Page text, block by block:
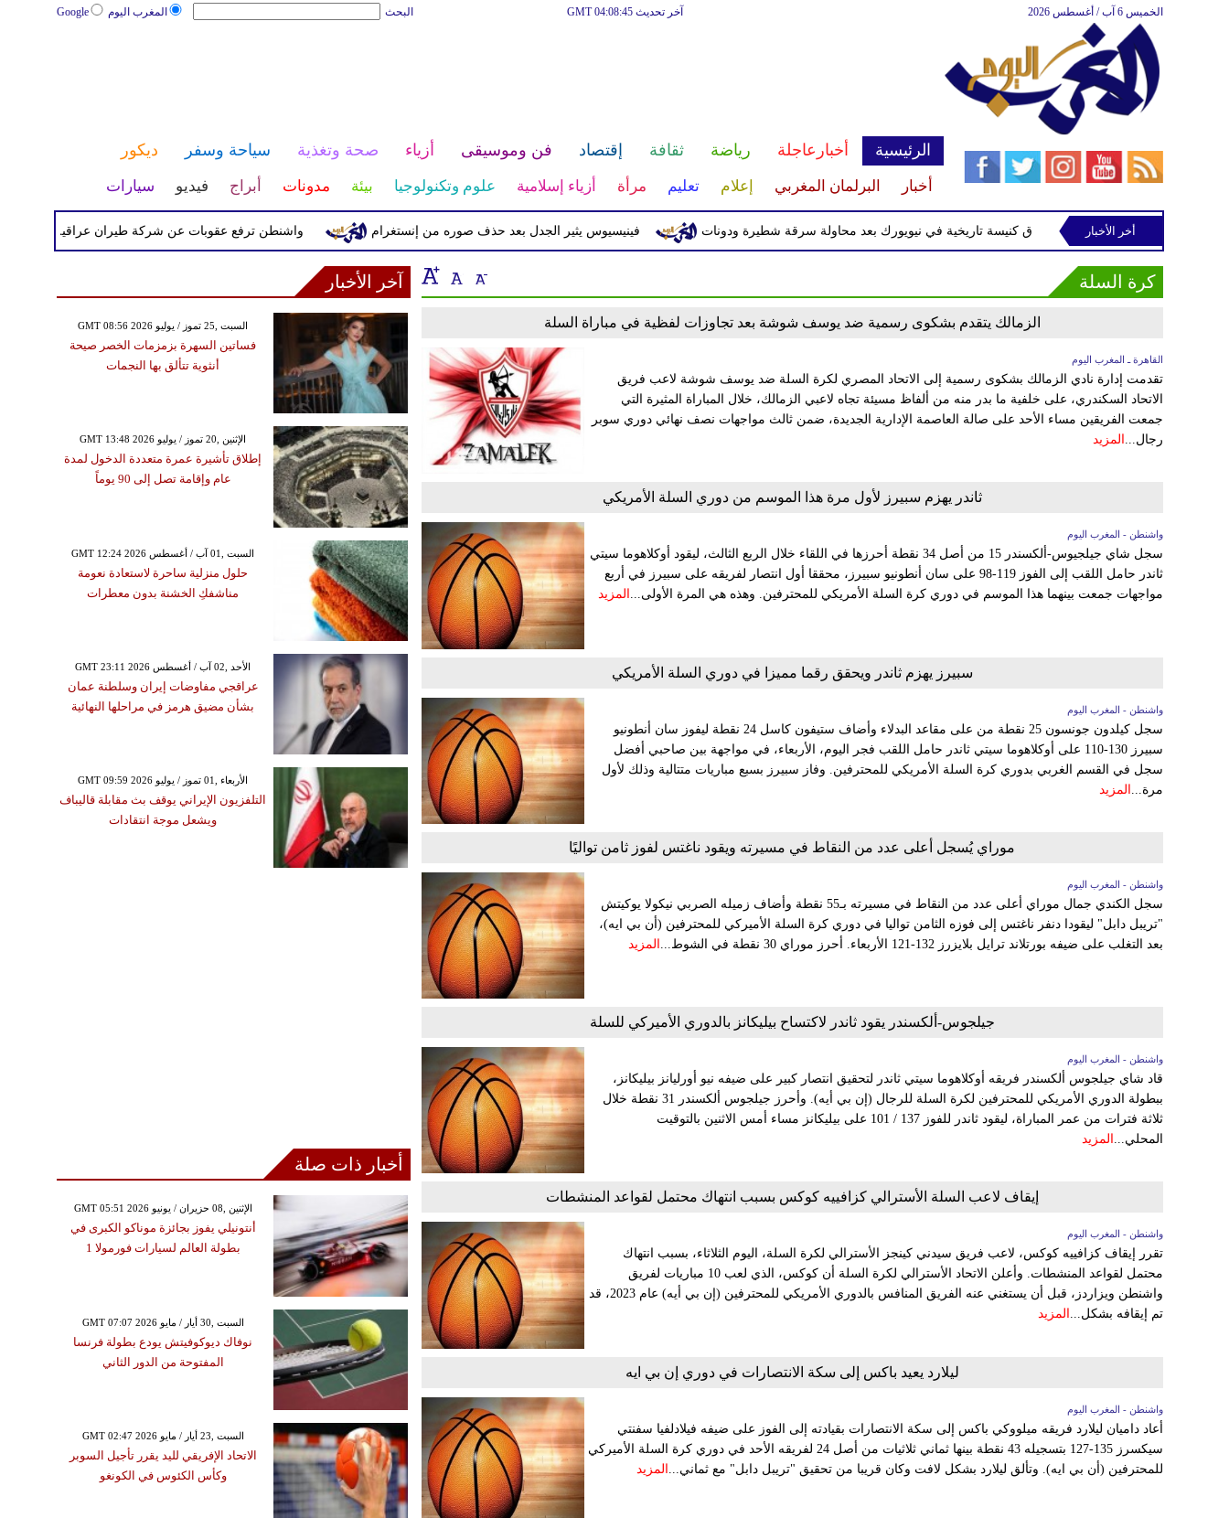
المغرب اليوم Google البحث آخر تحديث GMT 04:08:45 الخميس 6 آب / أغسطس 2026
الرئيسية أخبارعاجلة رياضة ثقافة إقتصاد فن وموسيقى أزياء صحة وتغذية سياحة وسفر ديكور
أخبار البرلمان المغربي إعلام تعليم مرأة أزياء إسلامية علوم وتكنولوجيا بيئة مدونات أبراج فيديو سيارات
واشنطن ترفع عقوبات عن شركة طيران عراقية كانت مدرجة فينيسيوس يثير الجدل بعد حذف صوره من إنستغرام القبض على متهم بإحراق كنيسة تاريخية في نيويورك بعد محاولة سرقة شطيرة ودونات
أخر الأخبار
كرة السلة
الزمالك يتقدم بشكوى رسمية ضد يوسف شوشة بعد تجاوزات لفظية في مباراة السلة
القاهرة ـ المغرب اليوم
تقدمت إدارة نادي الزمالك بشكوى رسمية إلى الاتحاد المصري لكرة السلة ضد يوسف شوشة لاعب فريق
الاتحاد السكندري، على خلفية ما بدر منه من ألفاظ مسيئة تجاه لاعبي الزمالك، خلال المباراة المثيرة التي
جمعت الفريقين مساء الأحد على صالة العاصمة الإدارية الجديدة، ضمن ثالث مواجهات نصف نهائي دوري سوبر
رجال... المزيد
ثاندر يهزم سبيرز لأول مرة هذا الموسم من دوري السلة الأمريكي
واشنطن - المغرب اليوم
سجل شاي جيلجيوس-ألكسندر 15 من أصل 34 نقطة أحرزها في اللقاء خلال الربع الثالث، ليقود أوكلاهوما سيتي
ثاندر حامل اللقب إلى الفوز 119-98 على سان أنطونيو سبيرز، محققا أول انتصار لفريقه على سبيرز في أربع
مواجهات جمعت بينهما هذا الموسم في دوري كرة السلة الأمريكي للمحترفين. وهذه هي المرة الأولى... المزيد
سبيرز يهزم ثاندر ويحقق رقما مميزا في دوري السلة الأمريكي
واشنطن - المغرب اليوم
سجل كيلدون جونسون 25 نقطة من على مقاعد البدلاء وأضاف ستيفون كاسل 24 نقطة ليفوز سان أنطونيو
سبيرز 130-110 على أوكلاهوما سيتي ثاندر حامل اللقب فجر اليوم، الأربعاء، في مواجهة بين صاحبي أفضل
سجل في القسم الغربي بدوري كرة السلة الأمريكي للمحترفين. وفاز سبيرز بسبع مباريات متتالية وذلك لأول
مرة... المزيد
موراي يُسجل أعلى عدد من النقاط في مسيرته ويقود ناغتس لفوز ثامن تواليًا
واشنطن - المغرب اليوم
سجل الكندي جمال موراي أعلى عدد من النقاط في مسيرته بـ55 نقطة وأضاف زميله الصربي نيكولا يوكيتش
"تريبل دابل" ليقودا دنفر ناغتس إلى فوزه الثامن تواليا في دوري كرة السلة الأميركي للمحترفين (أن بي ايه)،
بعد التغلب على ضيفه بورتلاند ترايل بلايزرز 132-121 الأربعاء. أحرز موراي 30 نقطة في الشوط...
المزيد
جيلجوس-ألكسندر يقود ثاندر لاكتساح بيليكانز بالدوري الأميركي للسلة
واشنطن - المغرب اليوم
قاد شاي جيلجوس ألكسندر فريقه أوكلاهوما سيتي ثاندر لتحقيق انتصار كبير على ضيفه نيو أورليانز بيليكانز،
ببطولة الدوري الأمريكي للمحترفين لكرة السلة للرجال (إن بي أيه). وأحرز جيلجوس ألكسندر 31 نقطة خلال
ثلاثة فترات من عمر المباراة، ليقود ثاندر للفوز 137 / 101 على بيليكانز مساء أمس الاثنين بالتوقيت
المحلي... المزيد
إيقاف لاعب السلة الأسترالي كزافييه كوكس بسبب انتهاك محتمل لقواعد المنشطات
واشنطن - المغرب اليوم
تقرر إيقاف كزافييه كوكس، لاعب فريق سيدني كينجز الأسترالي لكرة السلة، اليوم الثلاثاء، بسبب انتهاك
محتمل لقواعد المنشطات. وأعلن الاتحاد الأسترالي لكرة السلة أن كوكس، الذي لعب 10 مباريات لفريق
واشنطن ويزاردز، قبل أن يستغني عنه الفريق المنافس بالدوري الأمريكي للمحترفين (إن بي أيه) عام 2023، قد
تم إيقافه بشكل... المزيد
ليلارد يعيد باكس إلى سكة الانتصارات في دوري إن بي ايه
واشنطن - المغرب اليوم
أعاد داميان ليلارد فريقه ميلووكي باكس إلى سكة الانتصارات بقيادته إلى الفوز على ضيفه فيلادلفيا سفنتي
سيكسرز 135-127 بتسجيله 43 نقطة بينها ثماني ثلاثيات من أصل 24 لفريقه الأحد في دوري كرة السلة الأميركي
للمحترفين (أن بي ايه). وتألق ليلارد بشكل لافت وكان قريبا من تحقيق "تريبل دابل" مع ثماني... المزيد
آخر الأخبار
GMT 08:56 2026 السبت ,25 تموز / يوليو
فساتين السهرة بزمزمات الخصر صيحة
أنثوية تتألق بها النجمات
GMT 13:48 2026 الإثنين ,20 تموز / يوليو
إطلاق تأشيرة عمرة متعددة الدخول لمدة
عام وإقامة تصل إلى 90 يوماً
GMT 12:24 2026 السبت ,01 آب / أغسطس
حلول منزلية ساحرة لاستعادة نعومة
مناشفكِ الخشنة بدون معطرات
GMT 23:11 2026 الأحد ,02 آب / أغسطس
عراقجي مفاوضات إيران وسلطنة عمان
بشأن مضيق هرمز في مراحلها النهائية
GMT 09:59 2026 الأربعاء ,01 تموز / يوليو
التلفزيون الإيراني يوقف بث مقابلة قاليباف
ويشعل موجة انتقادات
أخبار ذات صلة
GMT 05:51 2026 الإثنين ,08 حزيران / يونيو
أنتونيلي يفوز بجائزة موناكو الكبرى في
بطولة العالم لسيارات فورمولا 1
GMT 07:07 2026 السبت ,30 أيار / مايو
نوفاك ديوكوفيتش يودع بطولة فرنسا
المفتوحة من الدور الثاني
GMT 02:47 2026 السبت ,23 أيار / مايو
الاتحاد الإفريقي لليد يقرر تأجيل السوبر
وكأس الكئوس في الكونغو